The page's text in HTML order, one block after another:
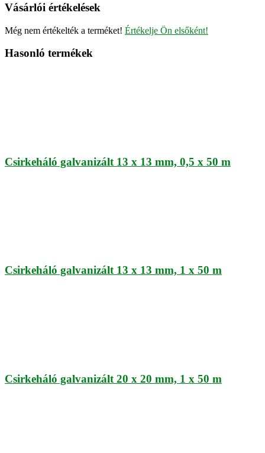
Vásárlói értékelések
Még nem értékelték a terméket! Értékelje Ön elsőként!
Hasonló termékek
Csirkeháló galvanizált 13 x 13 mm, 0,5 x 50 m
Csirkeháló galvanizált 13 x 13 mm, 1 x 50 m
Csirkeháló galvanizált 20 x 20 mm, 1 x 50 m